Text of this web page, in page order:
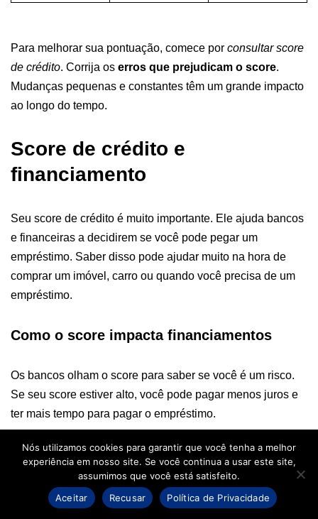
Para melhorar sua pontuação, comece por consultar score
de crédito. Corrija os erros que prejudicam o score.
Mudanças pequenas e constantes têm um grande impacto
ao longo do tempo.
Score de crédito e
financiamento
Seu score de crédito é muito importante. Ele ajuda bancos
e financeiras a decidirem se você pode pegar um
empréstimo. Saber disso pode ajudar muito na hora de
comprar um imóvel, carro ou quando você precisa de um
empréstimo.
Como o score impacta financiamentos
Os bancos olham o score para saber se você é um risco.
Se seu score estiver alto, você pode pagar menos juros e
ter mais tempo para pagar o empréstimo.
Para comprar um imóvel, um score acima de 750 ajuda
muito. Já para comprar um carro, um score entre 700 e 800
é mais comum.
Nós utilizamos cookies para garantir que você tenha a melhor
experiência em nosso site. Se você continua a usar este site,
assumimos que você está satisfeito.
Aceitar
Recusar Política de Privacidade